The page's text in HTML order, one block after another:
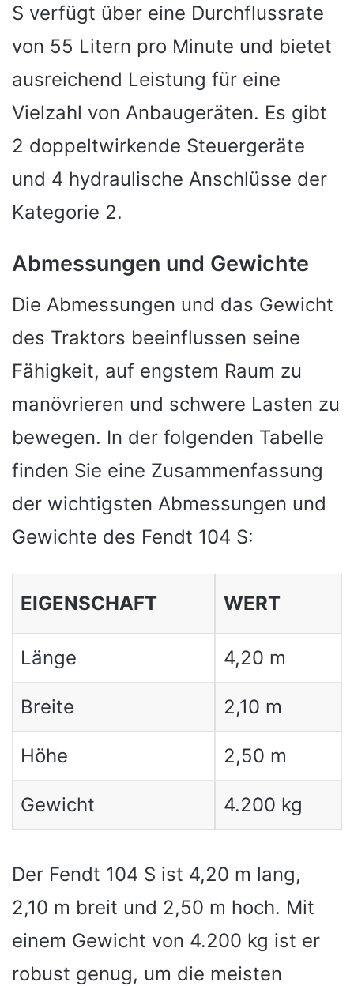
S verfügt über eine Durchflussrate
von 55 Litern pro Minute und bietet
ausreichend Leistung für eine
Vielzahl von Anbaugeräten. Es gibt
2 doppeltwirkende Steuergeräte
und 4 hydraulische Anschlüsse der
Kategorie 2.
Abmessungen und Gewichte
Die Abmessungen und das Gewicht
des Traktors beeinflussen seine
Fähigkeit, auf engstem Raum zu
manövrieren und schwere Lasten zu
bewegen. In der folgenden Tabelle
finden Sie eine Zusammenfassung
der wichtigsten Abmessungen und
Gewichte des Fendt 104 S:
EIGENSCHAFT WERT
Länge 4,20 m
Breite 2,10 m
Höhe 2,50 m
Gewicht 4.200 kg
Der Fendt 104 S ist 4,20 m lang,
2,10 m breit und 2,50 m hoch. Mit
einem Gewicht von 4.200 kg ist er
robust genug, um die meisten